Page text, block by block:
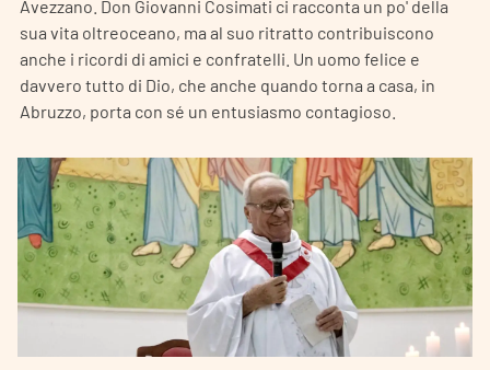
Avezzano. Don Giovanni Cosimati ci racconta un po' della
sua vita oltreoceano, ma al suo ritratto contribuiscono
anche i ricordi di amici e confratelli. Un uomo felice e
davvero tutto di Dio, che anche quando torna a casa, in
Abruzzo, porta con sé un entusiasmo contagioso.